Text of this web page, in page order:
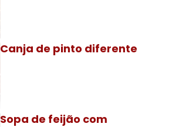
Canja de pinto diferente
Sopa de feijão com